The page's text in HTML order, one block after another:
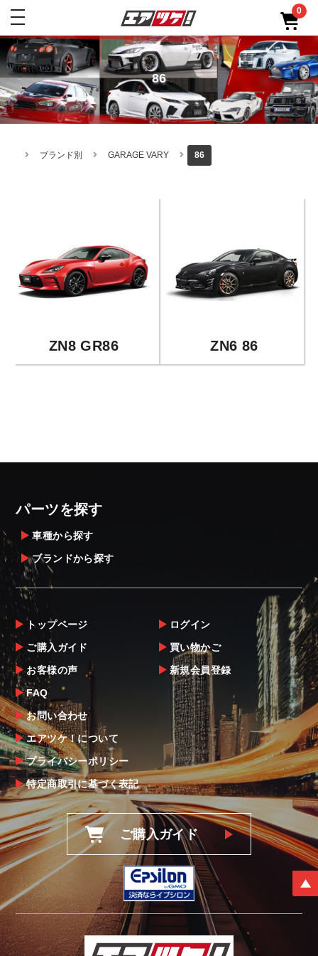
toggle
0
86
ブランド別 GARAGE VARY 86
ZN8 GR86 ZN6 86
パーツを探す
車種から探す
ブランドから探す
トップページ
ご購入ガイド
お客様の声
FAQ
お問い合わせ
エアツケ！について
プライバシーポリシー
特定商取引に基づく表記
ログイン
買い物かご
新規会員登録
ご購入ガイド